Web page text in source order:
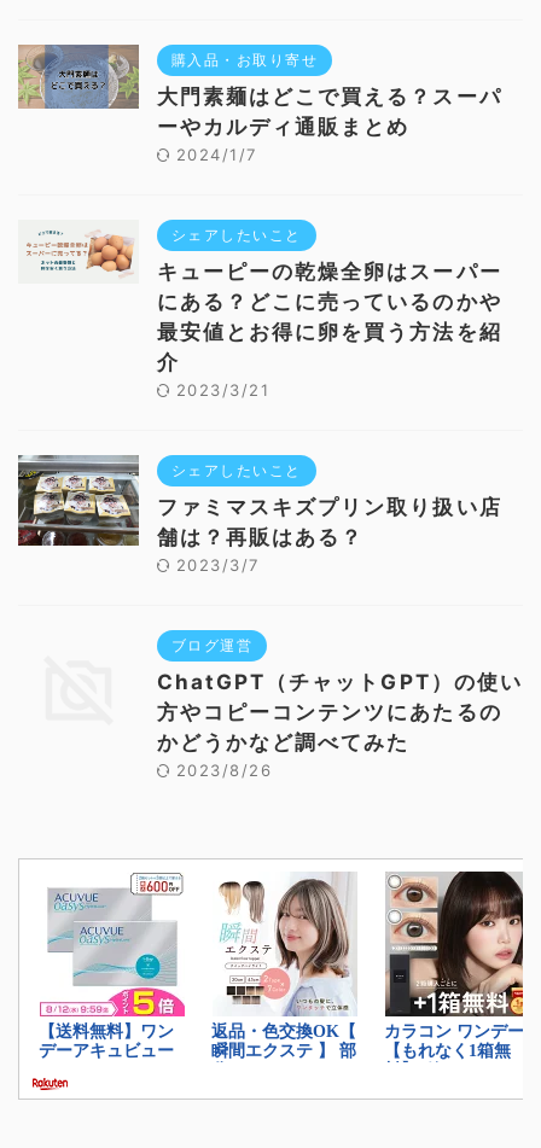
購入品・お取り寄せ
大門素麺はどこで買える？スーパ
ーやカルディ通販まとめ
2024/1/7
シェアしたいこと
キューピーの乾燥全卵はスーパー
にある？どこに売っているのかや
最安値とお得に卵を買う方法を紹
介
2023/3/21
シェアしたいこと
ファミマスキズプリン取り扱い店
舗は？再販はある？
2023/3/7
ブログ運営
ChatGPT（チャットGPT）の使い
方やコピーコンテンツにあたるの
かどうかなど調べてみた
2023/8/26